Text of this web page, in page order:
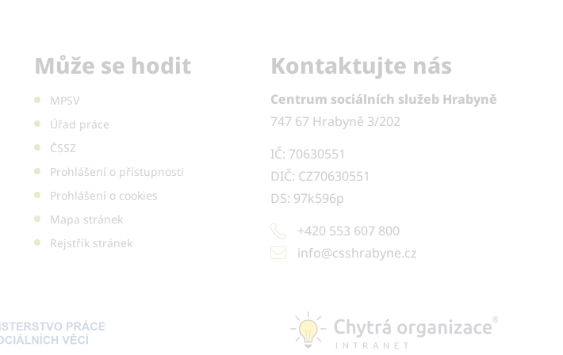
Může se hodit
MPSV
Úřad práce
ČSSZ
Prohlášení o přístupnosti
Prohlášení o cookies
Mapa stránek
Rejstřík stránek
Kontaktujte nás
Centrum sociálních služeb Hrabyně
747 67 Hrabyně 3/202
IČ: 70630551
DIČ: CZ70630551
DS: 97k596p
+420 553 607 800
info@csshrabyne.cz